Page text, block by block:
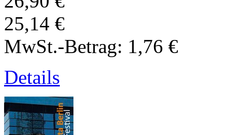
25,14 €
MwSt.-Betrag: 1,76 €
Details